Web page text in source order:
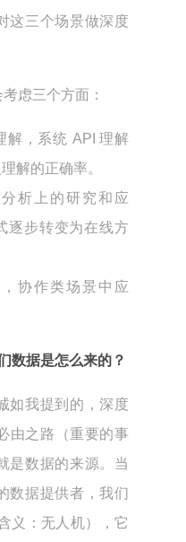
这三个场景做深度
虑三个方面：
解，系统 API 理解
解的正确率。
析上的研究和应
逐步转变为在线方
协作类场景中应
数据是怎么来的？
如我提到的，深度
由之路（重要的事
是数据的来源。当
数据提供者，我们
义：无人机），它